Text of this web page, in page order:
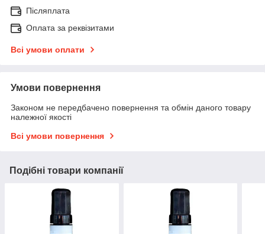
Післяплата
Оплата за реквізитами
Всі умови оплати
Умови повернення
Законом не передбачено повернення та обмін даного товару
належної якості
Всі умови повернення
Подібні товари компанії